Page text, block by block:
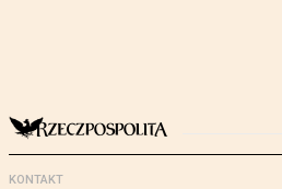
KONTAKT